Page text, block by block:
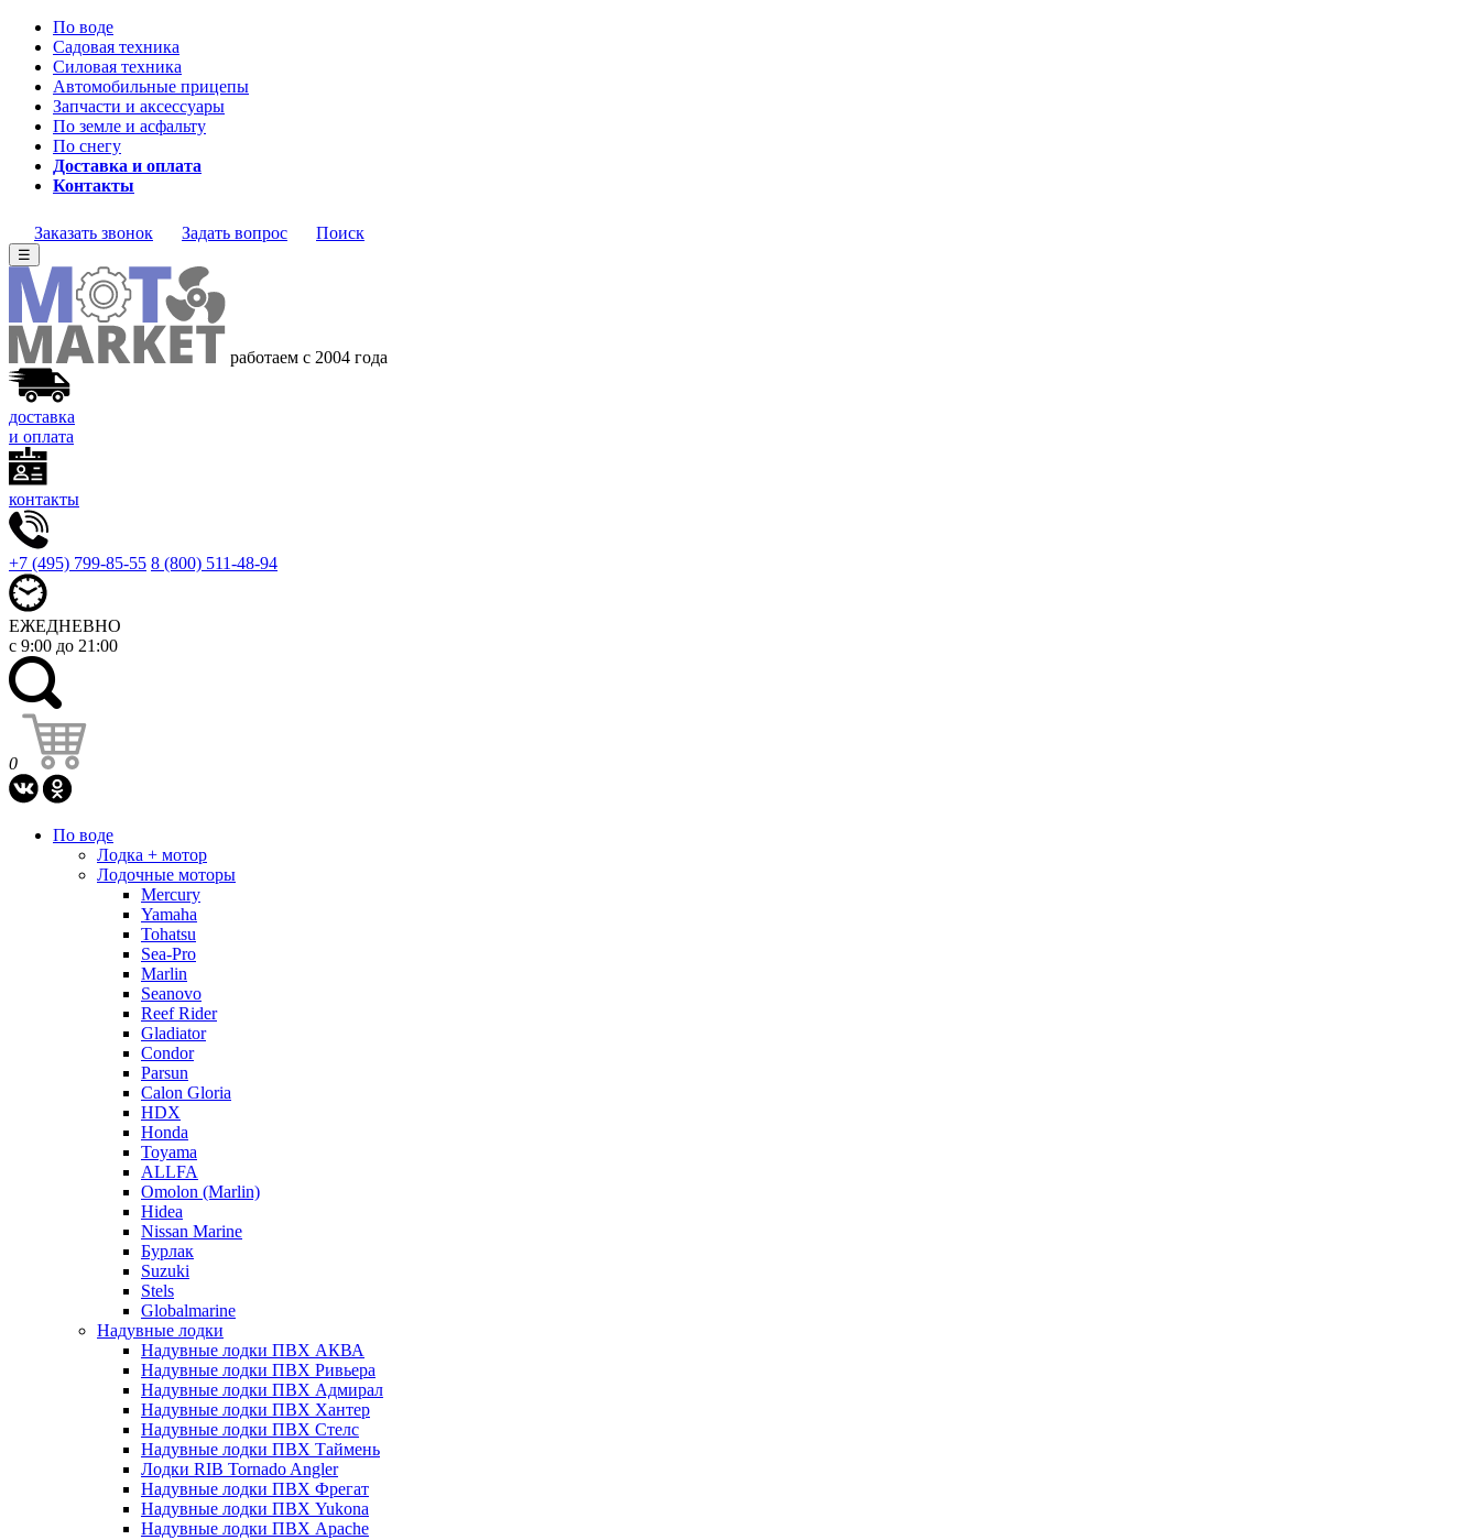
По воде
Садовая техника
Силовая техника
Автомобильные прицепы
Запчасти и аксессуары
По земле и асфальту
По снегу
Доставка и оплата
Контакты
Заказать звонок Задать вопрос Поиск
☰
работаем с 2004 года
доставка
и оплата
контакты
+7 (495) 799-85-55 8 (800) 511-48-94
ЕЖЕДНЕВНО
с 9:00 до 21:00
0
По воде
Лодка + мотор
Лодочные моторы
Mercury
Yamaha
Tohatsu
Sea-Pro
Marlin
Seanovo
Reef Rider
Gladiator
Condor
Parsun
Calon Gloria
HDX
Honda
Toyama
ALLFA
Omolon (Marlin)
Hidea
Nissan Marine
Бурлак
Suzuki
Stels
Globalmarine
Надувные лодки
Надувные лодки ПВХ АКВА
Надувные лодки ПВХ Ривьера
Надувные лодки ПВХ Адмирал
Надувные лодки ПВХ Хантер
Надувные лодки ПВХ Стелс
Надувные лодки ПВХ Таймень
Лодки RIB Tornado Angler
Надувные лодки ПВХ Фрегат
Надувные лодки ПВХ Yukona
Надувные лодки ПВХ Apache